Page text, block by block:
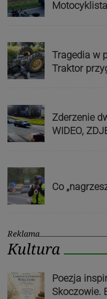
Tragedia w
Traktor
Zderzenie
WIDEO,
Co
Reklama
Kultura
Poezja
Skoczowie.